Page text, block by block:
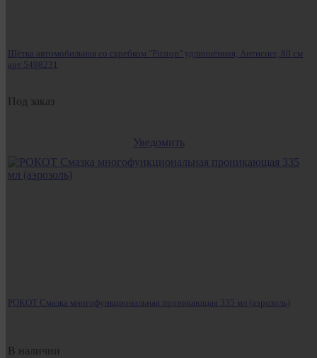
Щётка автомобильная со скребком "Pitstop" удлиннённая, Антиснег, 80 см
арт 5498231
Под заказ
Уведомить
РОКОТ Смазка многофункциональная проникающая 335 мл (аэрозоль)
В наличии